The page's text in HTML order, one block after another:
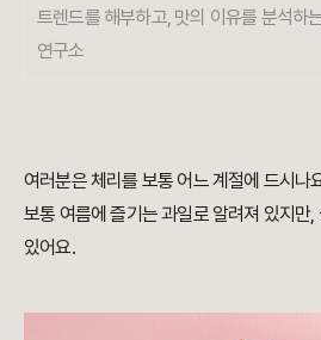
트렌드를 해부하고, 맛의 이유를 분석하
연구소
여러분은 체리를 보통 어느 계절에 드시나
보통 여름에 즐기는 과일로 알려져 있지만
있어요.